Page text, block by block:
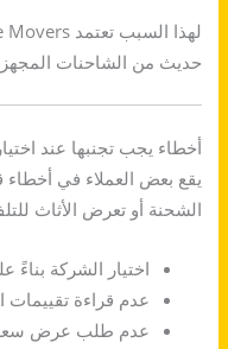
حديث من الشاحنات المجهزة
أخطاء يجب تجنبها عند
يقع بعض العملاء في أخطاء
الشحنة أو تعرض الأثاث
اختيار الشركة
عدم قراءة تقييمات
عدم طلب عرض